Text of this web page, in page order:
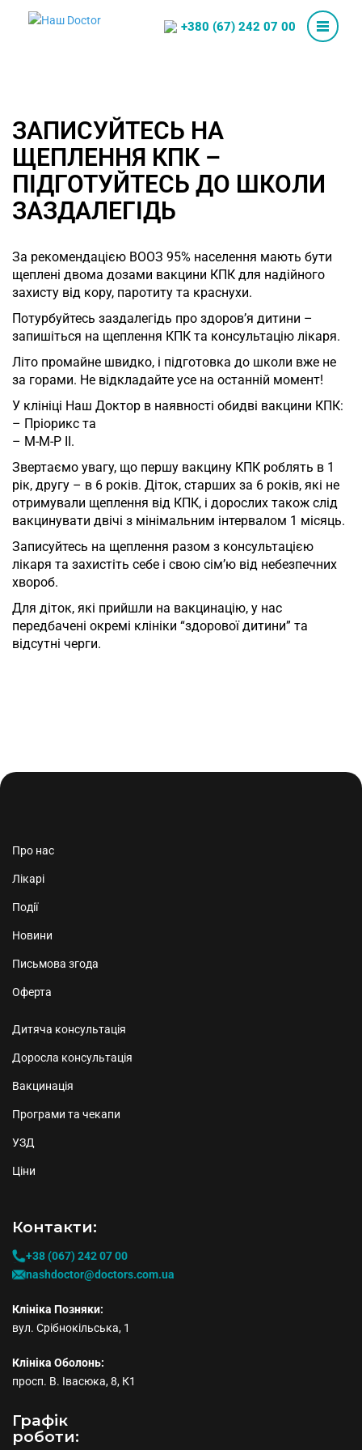
+380 (67) 242 07 00
ЗАПИСУЙТЕСЬ НА
ЩЕПЛЕННЯ КПК –
ПІДГОТУЙТЕСЬ ДО ШКОЛИ
ЗАЗДАЛЕГІДЬ
За рекомендацією ВООЗ 95% населення мають бути
щеплені двома дозами вакцини КПК для надійного
захисту від кору, паротиту та краснухи.
Потурбуйтесь заздалегідь про здоров’я дитини –
запишіться на щеплення КПК та консультацію лікаря.
Літо промайне швидко, і підготовка до школи вже не
за горами. Не відкладайте усе на останній момент!
У клініці Наш Доктор в наявності обидві вакцини КПК:
– Пріорикс та
– М-М-Р ІІ.
Звертаємо увагу, що першу вакцину КПК роблять в 1
рік, другу – в 6 років. Діток, старших за 6 років, які не
отримували щеплення від КПК, і дорослих також слід
вакцинувати двічі з мінімальним інтервалом 1 місяць.
Записуйтесь на щеплення разом з консультацією
лікаря та захистіть себе і свою сім’ю від небезпечних
хвороб.
Для діток, які прийшли на вакцинацію, у нас
передбачені окремі клініки “здорової дитини” та
відсутні черги.
Про нас
Лікарі
Події
Новини
Письмова згода
Оферта
Дитяча консультація
Доросла консультація
Вакцинація
Програми та чекапи
УЗД
Ціни
Контакти:
+38 (067) 242 07 00
nashdoctor@doctors.com.ua
Клініка Позняки:
вул. Срібнокільська, 1
Клініка Оболонь:
просп. В. Івасюка, 8, К1
Графiк
роботи: